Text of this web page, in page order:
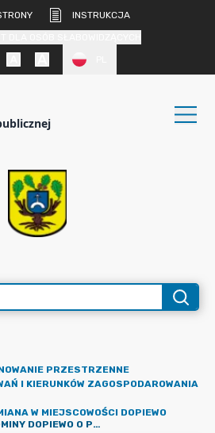
INSTRUKCJA
PRZESTRZENNE
I KIERUNKÓW ZAGOSPODAROWANIA
W MIEJSCOWOŚCI DOPIEWO
OGŁOSZENIE WÓJTA GMINY DOPIEWO O PRZYSTĄPIENIU DO SPORZĄDZENIA ZMIANY STUDIUM UWARUNKOWAŃ I KIERUNKÓW ZAGOSPODAROWANIA PRZESTRZENNEGO GMINY DOPIEWO DLA CZĘŚCI OBSZARU GMINY POŁOŻONEJ W MIEJSCOWOŚCI DOPIEWO